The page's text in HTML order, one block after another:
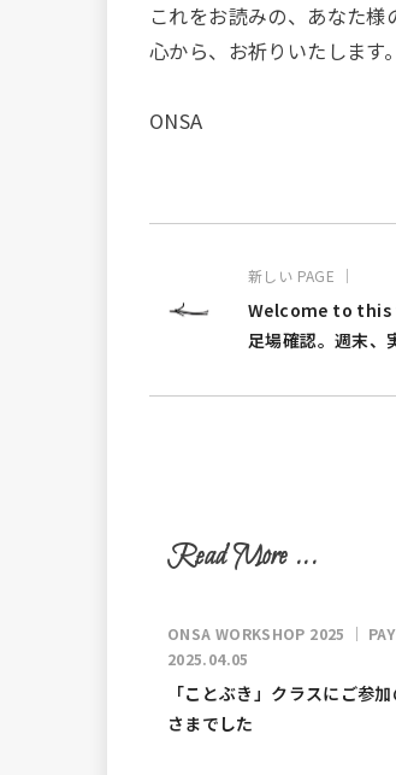
これをお読みの、あなた様
心から、お祈りいたします。
ONSA
新しい PAGE ｜
Welcome to this
足場確認。週末、
ONSA WORKSHOP 2025 ｜ PAY
2025.04.05
「ことぶき」クラスにご参
さまでした